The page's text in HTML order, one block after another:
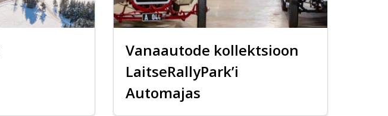
Vanaautode kollektsioon
LaitseRallyPark’i
Automajas